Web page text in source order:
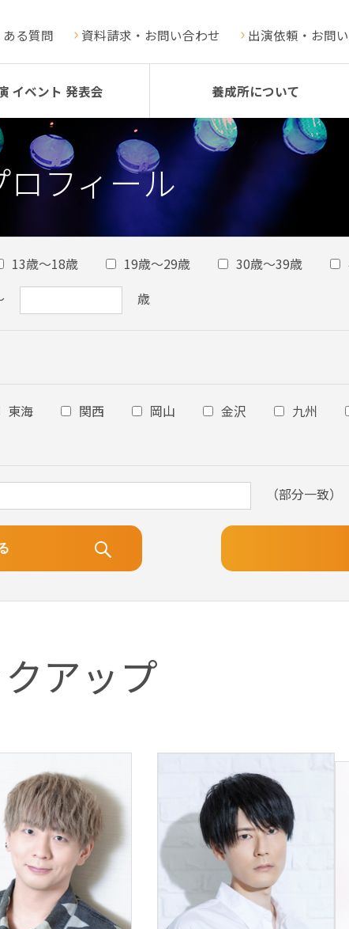
ある質問 資料請求・お問い合わせ 出演依頼・お問
イベント 発表会 養成所について
フィール
13歳～18歳 19歳～29歳 30歳～39歳
歳
東海 関西 岡山 金沢 九州
（部分一致）
アップ